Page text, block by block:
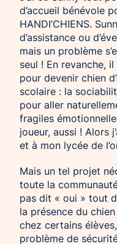
d’accueil bénévole
HANDI’CHIENS.
d’assistance ou
mais un problème
seul ! En revanche,
pour devenir chien
scolaire : la
pour aller
fragiles
joueur, aussi ! Alors
et à mon lycée de
Mais un tel projet
toute la
pas dit « oui » tout
la présence du
chez certains
problème de